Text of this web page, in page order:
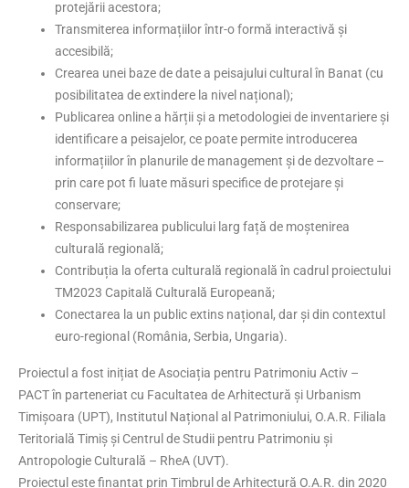
protejării acestora;
Transmiterea informațiilor într-o formă interactivă și
accesibilă;
Crearea unei baze de date a peisajului cultural în Banat (cu
posibilitatea de extindere la nivel național);
Publicarea online a hărții și a metodologiei de inventariere și
identificare a peisajelor, ce poate permite introducerea
informațiilor în planurile de management și de dezvoltare –
prin care pot fi luate măsuri specifice de protejare și
conservare;
Responsabilizarea publicului larg față de moștenirea
culturală regională;
Contribuția la oferta culturală regională în cadrul proiectului
TM2023 Capitală Culturală Europeană;
Conectarea la un public extins național, dar și din contextul
euro-regional (România, Serbia, Ungaria).
Proiectul a fost inițiat de Asociația pentru Patrimoniu Activ –
PACT în parteneriat cu Facultatea de Arhitectură și Urbanism
Timișoara (UPT), Institutul Național al Patrimoniului, O.A.R. Filiala
Teritorială Timiș și Centrul de Studii pentru Patrimoniu și
Antropologie Culturală – RheA (UVT).
Proiectul este finanțat prin Timbrul de Arhitectură O.A.R. din 2020